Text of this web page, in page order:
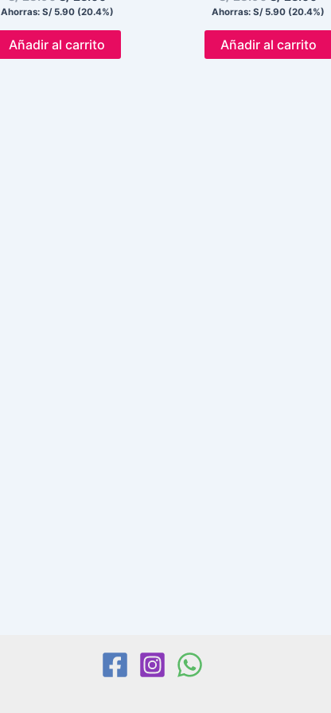
Ahorras: S/5.90 (20.4%)
Añadir al carrito
Ahorras: S/5.90 (20.4%)
Añadir al carrito